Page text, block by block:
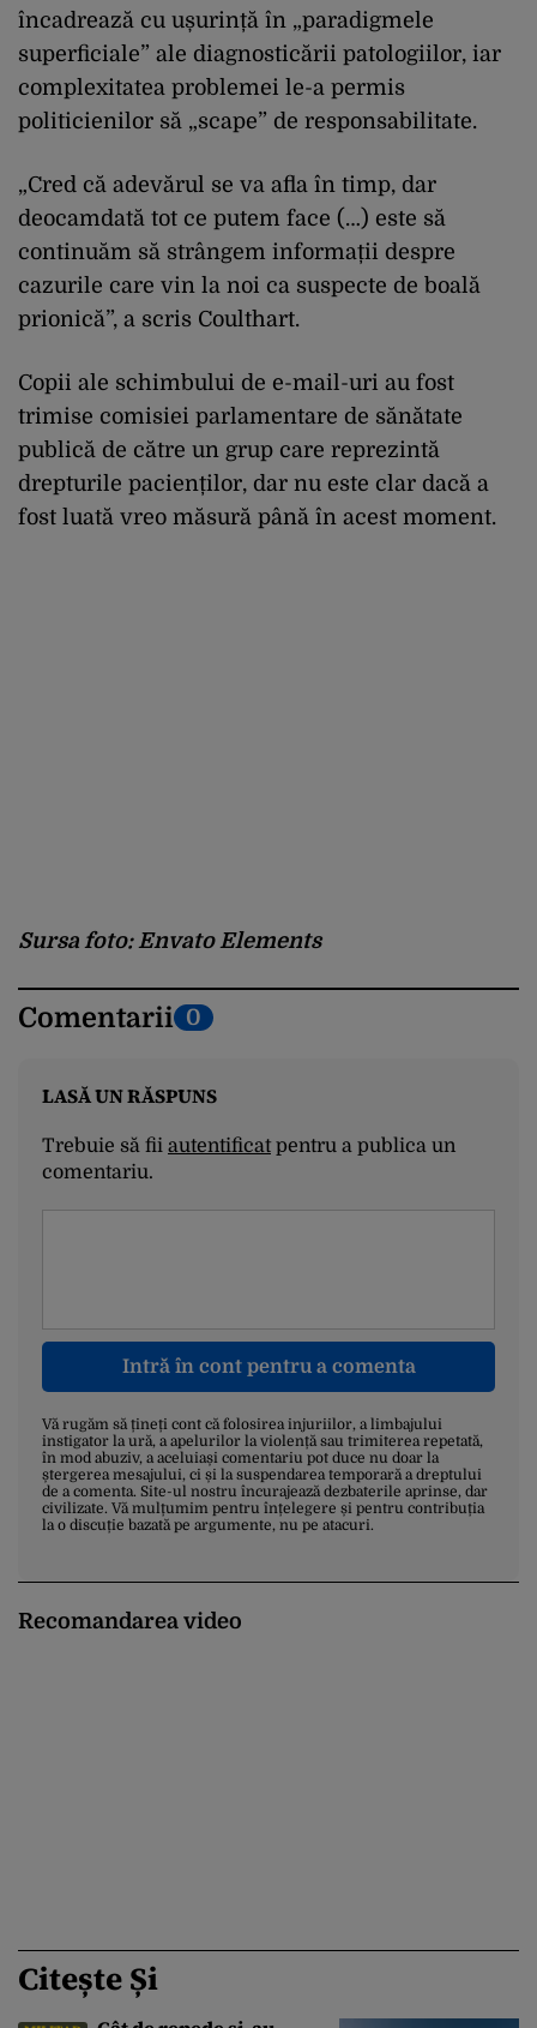
încadrează cu ușurință în „paradigmele
superficiale” ale diagnosticării patologiilor, iar
complexitatea problemei le-a permis
politicienilor să „scape” de responsabilitate.
„Cred că adevărul se va afla în timp, dar
deocamdată tot ce putem face (…) este să
continuăm să strângem informații despre
cazurile care vin la noi ca suspecte de boală
prionică”, a scris Coulthart.
Copii ale schimbului de e-mail-uri au fost
trimise comisiei parlamentare de sănătate
publică de către un grup care reprezintă
drepturile pacienților, dar nu este clar dacă a
fost luată vreo măsură până în acest moment.
Sursa foto: Envato Elements
Comentarii 0
LASĂ UN RĂSPUNS
Trebuie să fii autentificatpentru a publica un
comentariu.
Intră în cont pentru a comenta
Vă rugăm să țineți cont că folosirea injuriilor, a limbajului
instigator la ură, a apelurilor la violență sau trimiterea repetată,
în mod abuziv, a aceluiași comentariu pot duce nu doar la
ștergerea mesajului, ci și la suspendarea temporară a dreptului
de a comenta. Site-ul nostru încurajează dezbaterile aprinse, dar
civilizate. Vă mulțumim pentru înțelegere și pentru contribuția
la o discuție bazată pe argumente, nu pe atacuri.
Recomandarea video
Citește Și